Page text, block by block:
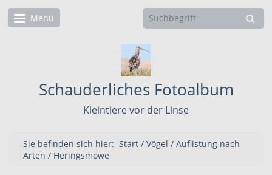
Menü
Schauderliches Fotoalbum
Kleintiere vor der Linse
Sie befinden sich hier:Start / Vögel / Auflistung nach
Arten / Heringsmöwe